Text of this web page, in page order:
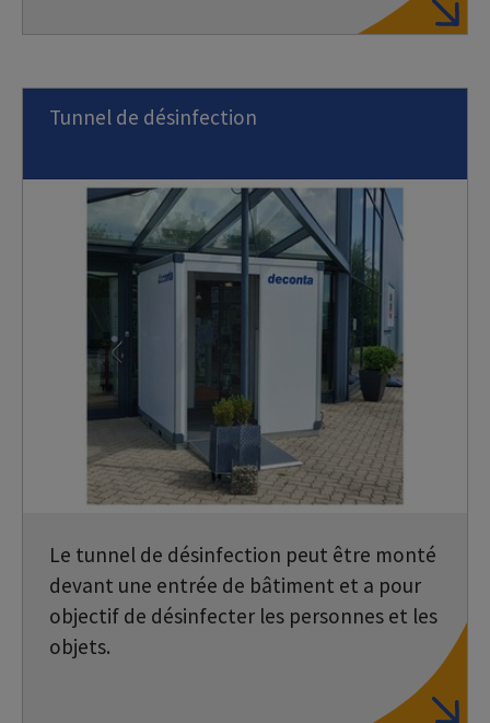
Tunnel de désinfection
Le tunnel de désinfection peut être monté
devant une entrée de bâtiment et a pour
objectif de désinfecter les personnes et les
objets.